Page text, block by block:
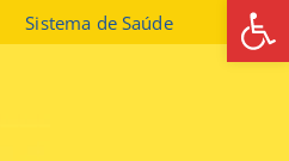
Sistema de Saúde